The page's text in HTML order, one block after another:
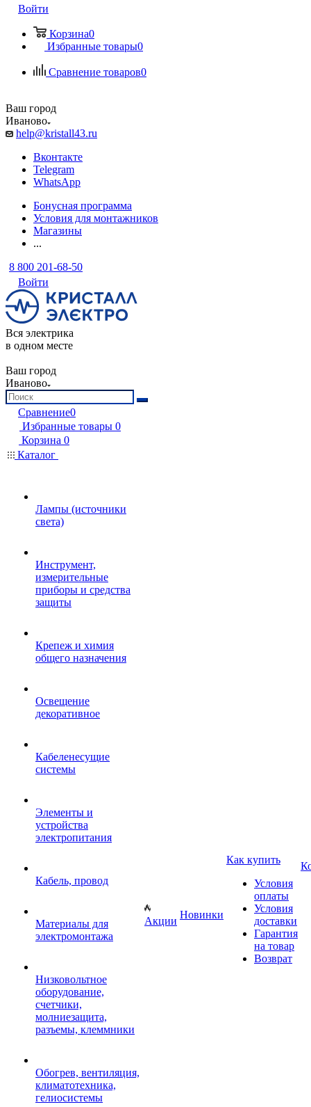
Войти
Корзина0
Избранные товары0
Сравнение товаров0
Ваш город
Иваново
help@kristall43.ru
Вконтакте
Telegram
WhatsApp
Бонусная программа
Условия для монтажников
Магазины
...
8 800 201-68-50
Войти
Вся электрика
в одном месте
Ваш город
Иваново
Сравнение0
Избранные товары 0
Корзина 0
Каталог
Лампы (источники
света)
Инструмент,
измерительные
приборы и средства
защиты
Крепеж и химия
общего назначения
Освещение
декоративное
Кабеленесущие
системы
Элементы и
устройства
электропитания
Кабель, провод
Материалы для
электромонтажа
Низковольтное
оборудование,
счетчики,
молниезащита,
разъемы, клеммники
Обогрев, вентиляция,
климатотехника,
гелиосистемы
Акции
Новинки
Как купить
Условия
оплаты
Условия
доставки
Гарантия
на товар
Возврат